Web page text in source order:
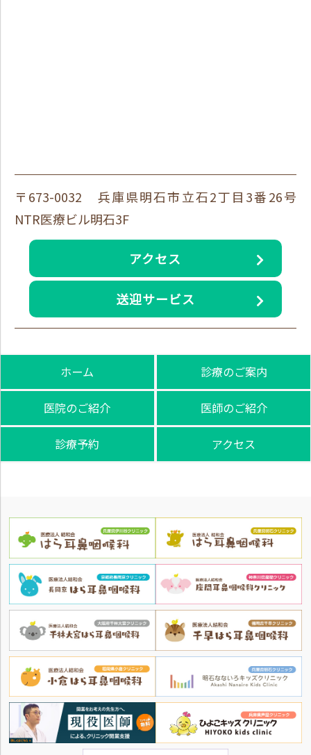
〒673-0032 兵庫県明石市立石2丁目3番26号
NTR医療ビル明石3F
アクセス
送迎サービス
ホーム 診療のご案内
医院のご紹介 医師のご紹介
診療予約 アクセス